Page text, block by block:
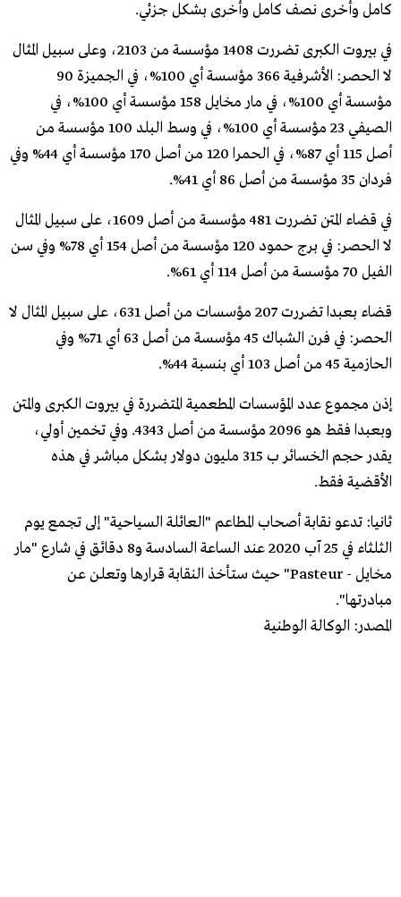
كامل وأخرى نصف كامل وأخرى بشكل جزئي.
في بيروت الكبرى تضررت 1408 مؤسسة من 2103، وعلى سبيل المثال
لا الحصر: الأشرفية 366 مؤسسة أي 100%، في الجميزة 90
مؤسسة أي 100%، في مار مخايل 158 مؤسسة أي 100%، في
الصيفي 23 مؤسسة أي 100%، في وسط البلد 100 مؤسسة من
أصل 115 أي 87%، في الحمرا 120 من أصل 170 مؤسسة أي 44% وفي
فردان 35 مؤسسة من أصل 86 أي 41%.
في قضاء المتن تضررت 481 مؤسسة من أصل 1609، على سبيل المثال
لا الحصر: في برج حمود 120 مؤسسة من أصل 154 أي 78% وفي سن
الفيل 70 مؤسسة من أصل 114 أي 61%.
قضاء بعبدا تضررت 207 مؤسسات من أصل 631، على سبيل المثال لا
الحصر: في فرن الشباك 45 مؤسسة من أصل 63 أي 71% وفي
الحازمية 45 من أصل 103 أي بنسبة 44%.
إذن مجموع عدد المؤسسات المطعمية المتضررة في بيروت الكبرى والمتن
وبعبدا فقط هو 2096 مؤسسة من أصل 4343. وفي تخمين أولي،
يقدر حجم الخسائر ب 315 مليون دولار بشكل مباشر في هذه
الأقضية فقط.
ثانيا: تدعو نقابة أصحاب المطاعم "العائلة السياحية" إلى تجمع يوم
الثلثاء في 25 آب 2020 عند الساعة السادسة و8 دقائق في شارع "مار
مخايل - Pasteur" حيث ستأخذ النقابة قرارها وتعلن عن
مبادرتها".
المصدر: الوكالة الوطنية